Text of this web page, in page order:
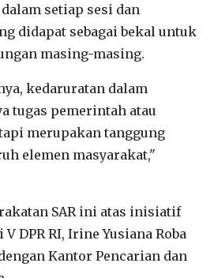
setiap sesi dan
didapat sebagai bekal untuk
masing-masing.
kedaruratan dalam
tugas pemerintah atau
merupakan tanggung
elemen masyarakat,"
SAR ini atas inisiatif
DPR RI, Irine Yusiana Roba
Kantor Pencarian dan